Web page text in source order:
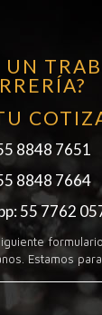
UN
8848 7651
8848 7664
55 7762
Estamos